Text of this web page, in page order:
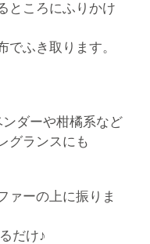
ところにふりかけ
でふき取ります。
ダーや柑橘系など
グランスにも
ァーの上に振りま
だけ♪